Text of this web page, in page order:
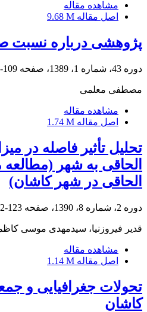
مشاهده مقاله
اصل مقاله 9.68 M
پژوهشی درباره
دوره 43، شماره 1، 1389، صفحه 109-120
مصطفی معلمی
مشاهده مقاله
اصل مقاله 1.74 M
تحلیل تأثیر فاصله در
الحاقی به شهر
الحاقی در شهر کاشان)
دوره 2، شماره 8، 1390، صفحه 123-152
قدیر فیروزنیا، سیدمهدی موسی
مشاهده مقاله
اصل مقاله 1.14 M
تحولات جغرافیایی و
کاشان